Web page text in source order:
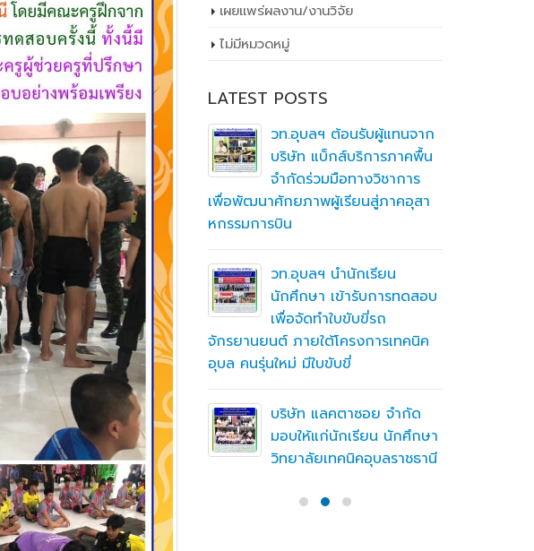
เผยเเพร่ผลงาน/งานวิจัย
ไม่มีหมวดหมู่
LATEST POSTS
ประกาศวิทยาลัยเทคนิ
นี การรับบุคคลเข้าศึกษาต่อ
2563 ประเภทโควตา
วท.อุบลฯ จัดประชุมเพื่อสร้าง
ความเข้าใจ เกี่ยวกับคู่มือ
Maintenance Training
Exposition (MTOE)
วท.อุบลฯ ลงนามบันทึกความ
เข้าใจร่วมมือ (MOU) ร่วมกับ
บริษัท ทีเจซี คอร์ปอเรชั่น
อการเรียนการสอน
วท.อุบลฯ ต้อนรับผู้แทนจาก
บริษัท แบ็กส์บริการภาคพื้น
จำกัดร่วมมือทางวิชาการ
เพื่อพัฒนาศักยภาพผู้เรียนสู่ภาคอุสา
หกรรมการบิน
วท.อุบลฯ นำนักเรียน
นักศึกษา เข้ารับการทดสอบ
เพื่อจัดทำใบขับขี่รถ
จักรยานยนต์ ภายใต้โครงการเทคนิค
อุบล คนรุ่นใหม่ มีใบขับขี่
บริษัท แลคตาซอย จำกัด
มอบให้แก่นักเรียน นักศึกษา
วิทยาลัยเทคนิคอุบลราชธานี